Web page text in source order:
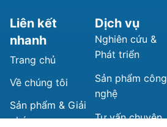
Liên kết
nhanh
Trang chủ
Về chúng tôi
Sản phẩm & Giải
pháp
Dịch vụ
Nghiên cứu &
Phát triển
Sản phẩm công
nghệ
Tư vấn chuyên